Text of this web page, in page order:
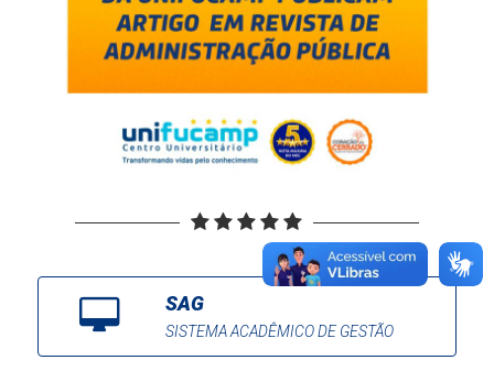
SAG
SISTEMA ACADÊMICO DE GESTÃO